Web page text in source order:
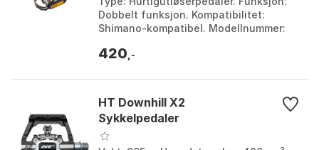
Dobbelt funksjon. Kompatibilitet:
Shimano-kompatibel. Modellnummer:
Size.
420 ,-
HT Downhill X2
Sykkelpedaler